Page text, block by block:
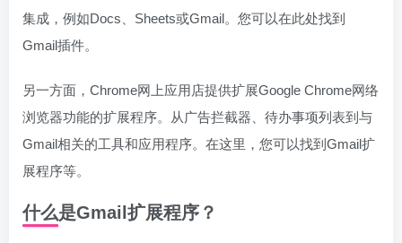
集成，例如Docs、Sheets或Gmail。您可以在此处找到
Gmail插件。
另一方面，Chrome网上应用店提供扩展Google Chrome网络
浏览器功能的扩展程序。从广告拦截器、待办事项列表到与
Gmail相关的工具和应用程序。在这里，您可以找到Gmail扩
展程序等。
什么是Gmail扩展程序？